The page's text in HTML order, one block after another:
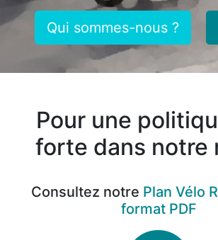
Qui sommes-nous ?
Pour une
forte dans notre
Consultez notre Plan Vélo
format PDF